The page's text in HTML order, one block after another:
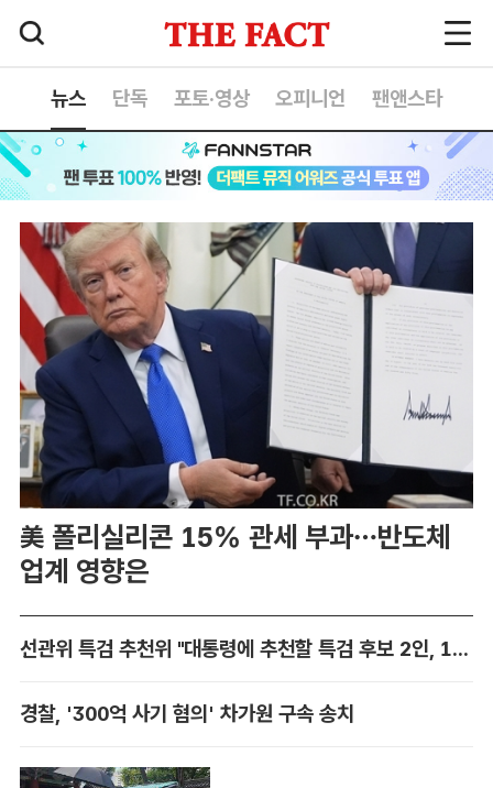
뉴스 단독 포토·영상 오피니언 팬앤스타
美 폴리실리콘 15% 관세 부과…반도체
업계 영향은
선관위 특검 추천위 "대통령에 추천할 특검 후보 2인, 14일 확정"
경찰, '300억 사기 혐의' 차가원 구속 송치